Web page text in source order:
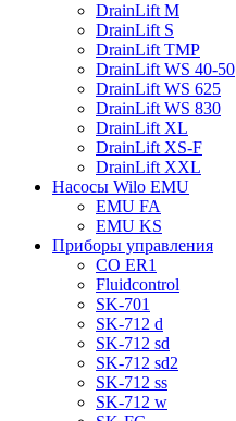
DrainLift M
DrainLift S
DrainLift TMP
DrainLift WS 40-50
DrainLift WS 625
DrainLift WS 830
DrainLift XL
DrainLift XS-F
DrainLift XXL
Насосы Wilo EMU
EMU FA
EMU KS
Приборы управления
CO ER1
Fluidcontrol
SK-701
SK-712 d
SK-712 sd
SK-712 sd2
SK-712 ss
SK-712 w